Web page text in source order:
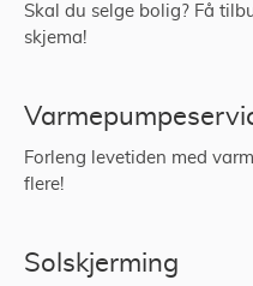
Skal du selge bolig? Få
skjema!
Forleng levetiden med
flere!
Solskjerming